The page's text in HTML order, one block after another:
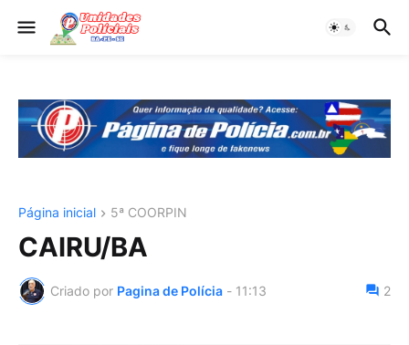
Página inicial 5ª COORPIN
CAIRU/BA
Criado por Pagina de Polícia - 11:13 2